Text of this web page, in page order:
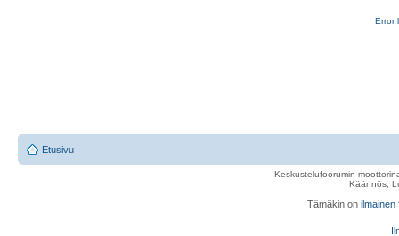
Error
Etusivu
Keskustelufoorumin
Käännös,
Tämäkin on ilmainen